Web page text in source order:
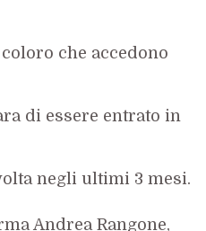
che accedono
di essere entrato in
negli ultimi 3 mesi.
Andrea Rangone,